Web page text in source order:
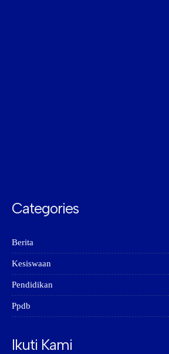
Categories
Berita
Kesiswaan
Pendidikan
Ppdb
Ikuti Kami